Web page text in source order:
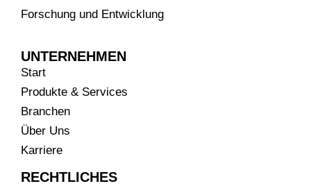
Forschung und Entwicklung
UNTERNEHMEN
Start
Produkte & Services
Branchen
Über Uns
Karriere
RECHTLICHES